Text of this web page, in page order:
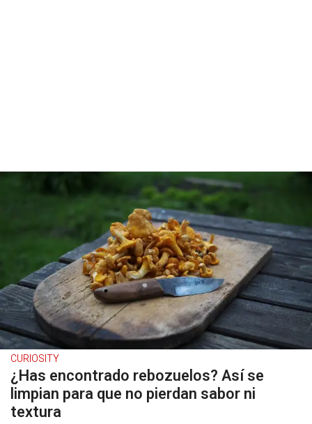
CURIOSITY
¿Has encontrado rebozuelos? Así se
limpian para que no pierdan sabor ni
textura